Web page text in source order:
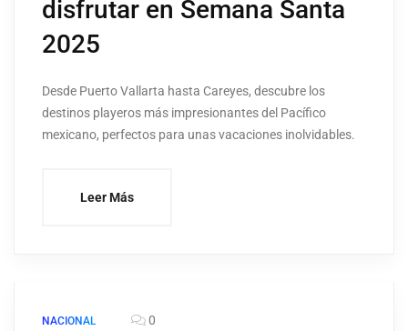
disfrutar en Semana Santa
2025
Desde Puerto Vallarta hasta Careyes, descubre los
destinos playeros más impresionantes del Pacífico
mexicano, perfectos para unas vacaciones inolvidables.
Leer Más
NACIONAL 0